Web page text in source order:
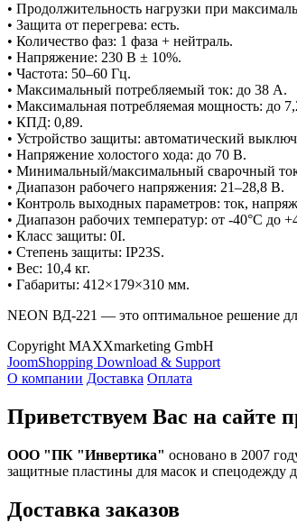
• Продолжительность нагрузки при
• Защита от перегрева: есть.
• Количество фаз: 1 фаза + нейтраль.
• Напряжение: 230 В ± 10%.
• Частота: 50–60 Гц.
• Максимальный потребляемый ток: до 38 А.
• Максимальная потребляемая мощность: до
• КПД: 0,89.
• Устройство защиты: автоматический
• Напряжение холостого хода: до 70 В.
• Минимальный/максимальный сварочный
• Диапазон рабочего напряжения: 21–28,8 В.
• Контроль выходных параметров: ток,
• Диапазон рабочих температур: от -40°C до
• Класс защиты: 0I.
• Степень защиты: IP23S.
• Вес: 10,4 кг.
• Габариты: 412×179×310 мм.
NEON ВД-221 — это оптимальное решение
Copyright MAXXmarketing GmbH
JoomShopping Download & Support
О компании Доставка Оплата
Приветствуем Вас на сайте
ООО "ПК "Инвертика" основано в 2007
защитные пластины для масок и спецодежду
Доставка заказов